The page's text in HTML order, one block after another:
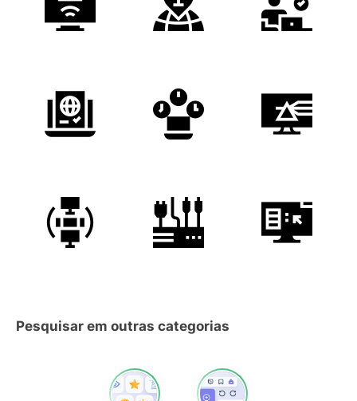
Pesquisar em outras categorias